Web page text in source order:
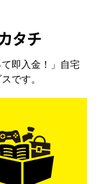
タチ
即入金！」自宅
です。